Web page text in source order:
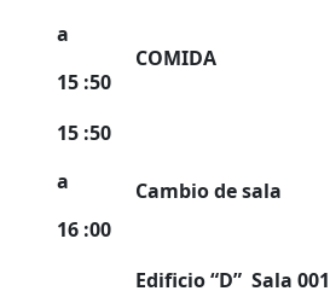
a
15 :50
COMIDA
15 :50
a
16 :00
Cambio de sala
Edificio “D” Sala 001